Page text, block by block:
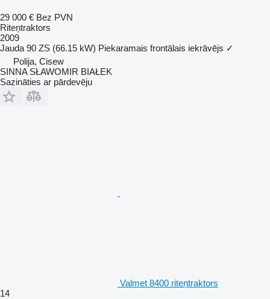
29 000 € Bez PVN
Riteņtraktors
2009
Jauda 90 ZS (66.15 kW) Piekaramais frontālais iekrāvējs ✓
Polija, Cisew
SINNA SŁAWOMIR BIAŁEK
Sazināties ar pārdevēju
Valmet 8400 riteņtraktors
14